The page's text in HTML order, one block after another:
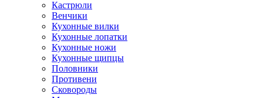
Кастрюли
Венчики
Кухонные вилки
Кухонные лопатки
Кухонные ножи
Кухонные щипцы
Половники
Противени
Сковороды